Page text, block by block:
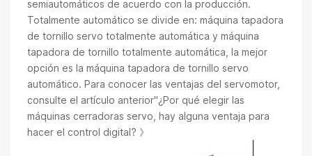
semiautomáticos de acuerdo con la producción.
Totalmente automático se divide en: máquina tapadora
de tornillo servo totalmente automática y máquina
tapadora de tornillo totalmente automática, la mejor
opción es la máquina tapadora de tornillo servo
automático. Para conocer las ventajas del servomotor,
consulte el artículo anterior"¿Por qué elegir las
máquinas cerradoras servo, hay alguna ventaja para
hacer el control digital? 》